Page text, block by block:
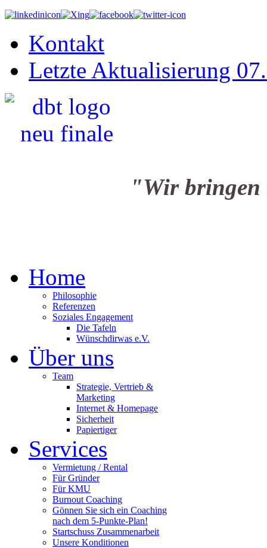
Kontakt
Letzte Aktualisierung
"Wir bringen Sie
Home
Philosophie
Referenzen
Soziales Engagement
Die Tafeln
Wünschdirwas e.V.
Über uns
Team
Strategie, Vertrieb &
Marketing
Internet & Homepage
Sicherheit
Papiertiger
Services
Vermietung / Rental
Für Gründer
Für KMU
Burnout Coaching
Gönnen Sie sich ein Coaching
nach dem 5-Punkte-Plan!
Startschuss Zusammenarbeit
Unsere Konditionen